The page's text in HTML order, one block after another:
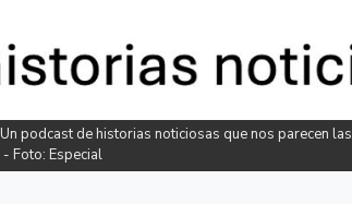
podcast de historias noticiosas que nos parecen las
Foto: Especial